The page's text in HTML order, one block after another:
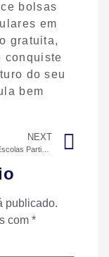
bolsas
em
gratuita,
conquiste
do seu
bem
NEXT
10 Melhores Escolas Particulares de Recife em 2026
publicado.
com *